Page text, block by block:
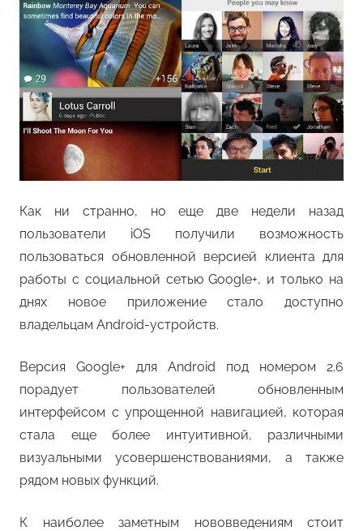
Как ни странно, но еще две недели назад
пользователи iOS получили возможность
пользоваться обновленной версией клиента для
работы с социальной сетью Google+, и только на
днях новое приложение стало доступно
владельцам Android-устройств.
Версия Google+ для Android под номером 2.6
порадует пользователей обновленным
интерфейсом с упрощенной навигацией, которая
стала еще более интуитивной, различными
визуальными усовершенствованиями, а также
рядом новых функций.
К наиболее заметным нововведениям стоит